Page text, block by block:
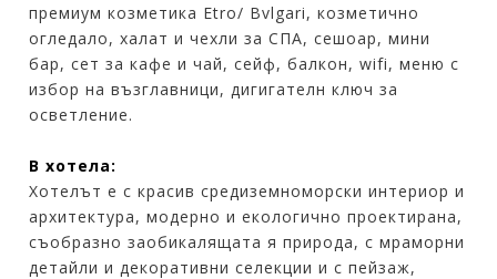
премиум козметика Etro/ Bvlgari, козметично
огледало, халат и чехли за СПА, сешоар, мини
бар, сет за кафе и чай, сейф, балкон, wifi, меню с
избор на възглавници, дигигателн ключ за
осветление.
В хотела:
Хотелът е с красив средиземноморски интериор и
архитектура, модерно и екологично проектирана,
съобразно заобикалящата я природа, с мраморни
детайли и декоративни селекции и с пейзаж,